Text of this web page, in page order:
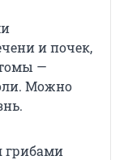
и почек,
—
Можно
грибами